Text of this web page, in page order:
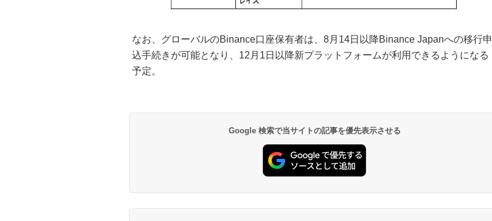
なお、グローバルのBinance口座保有者は、8月14日以降Binance Japanへの移行申
込手続きが可能となり、12月1日以降新プラットフォームが利用できるようになる
予定。
Google 検索で当サイトの記事を優先表示させる